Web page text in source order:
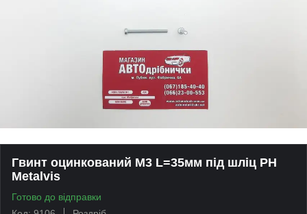
Гвинт оцинкований М3 L=35мм під шліц PH
Metalvis
Готово до відправки